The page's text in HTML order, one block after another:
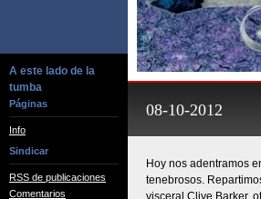
A este lado de la
tumba
Páginas
Info
Sindicar
RSS de publicaciones
Comentarios
08-10-2012
Hoy nos adentramos
tenebrosos.
visceral Clive Barker,